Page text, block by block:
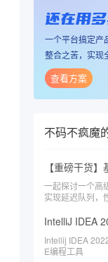
还在用
一个平台搞定产
整合之苦，实现
查看方案
不码不疯魔
一起探讨一个
实现延迟队列，
因为它可以帮助
Intellij IDEA
E编程工具